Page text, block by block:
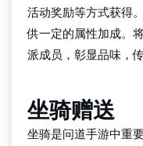
活动奖励等方式获得
供一定的属性加成。
派成员，彰显品味，传
坐骑赠送
坐骑是问道手游中重